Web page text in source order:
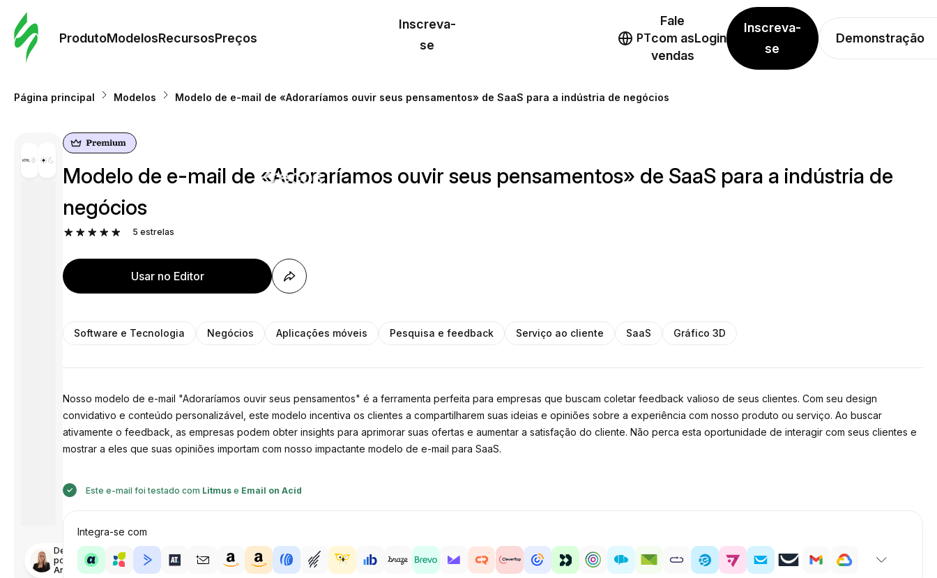
ProdutoModelosRecursosPreços
Preços
Inscreva-
se
PT
Fale
com as
vendas
Login
Inscreva-
se
Demonstração
Página principal Modelos Modelo de e-mail de «Adoraríamos ouvir seus pensamentos» de SaaS para a indústria de negócios
Desenhado
por
Anastasiia
Modelo de e-mail de «Adoraríamos ouvir seus pensamentos» de SaaS para a indústria de
negócios
5 estrelas
Usar no Editor
Software e Tecnologia Negócios Aplicações móveis Pesquisa e feedback Serviço ao cliente SaaS Gráfico 3D
Nosso modelo de e-mail "Adoraríamos ouvir seus pensamentos" é a ferramenta perfeita para empresas que buscam coletar feedback valioso de seus clientes. Com seu design
convidativo e conteúdo personalizável, este modelo incentiva os clientes a compartilharem suas ideias e opiniões sobre a experiência com nosso produto ou serviço. Ao buscar
ativamente o feedback, as empresas podem obter insights para aprimorar suas ofertas e aumentar a satisfação do cliente. Não perca esta oportunidade de interagir com seus clientes e
mostrar a eles que suas opiniões importam com nosso impactante modelo de e-mail para SaaS.
Este e-mail foi testado com Litmus e Email on Acid
Integra-se com